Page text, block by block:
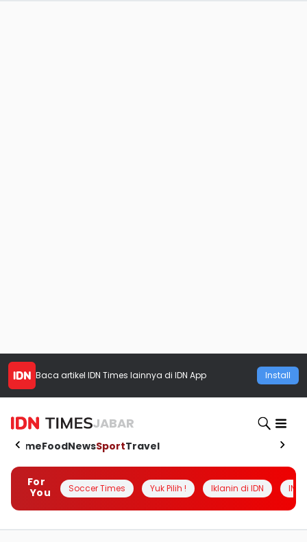
Baca artikel IDN Times lainnya di IDN App Install
JABAR
HomeFoodNewsSportTravel
For
You
Soccer Times Yuk Pilih ! Iklanin di IDN